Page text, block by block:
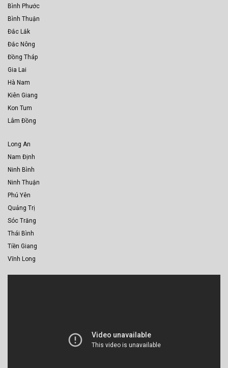
Bình Phước
Bình Thuận
Đắc Lắk
Đắc Nông
Đồng Tháp
Gia Lai
Hà Nam
Kiên Giang
Kon Tum
Lâm Đồng
Long An
Nam Định
Ninh Bình
Ninh Thuận
Phú Yên
Quảng Trị
Sóc Trăng
Thái Bình
Tiền Giang
Vĩnh Long